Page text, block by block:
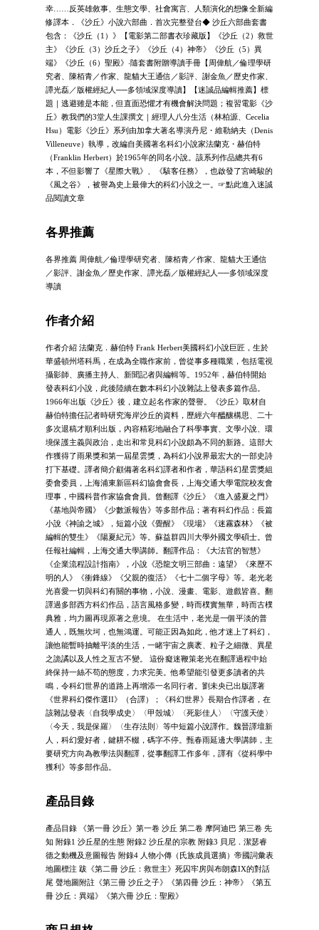
幸……反英雄敘事、生態文學、社會寓言、人類演化的想像全新編
修譯本．《沙丘》小說六部曲．首次完整登台◆ 沙丘六部曲套書
包含：《沙丘（1）》【電影第二部書衣珍藏版】《沙丘（2）救世
主》《沙丘（3）沙丘之子》《沙丘（4）神帝》《沙丘（5）異
端》《沙丘（6）聖殿》‧隨套書附贈導讀手冊【周偉航／倫理學研
究者、陳栢青／作家、龍貓大王通信／影評、謝金魚／歷史作家、
譚光磊／版權經紀人──多領域深度導讀】【迷誠品編輯推薦】標
題｜逃避雖是本能，但直面恐懼才有機會解決問題；複習電影《沙
丘》教我們的3堂人生課撰文｜經理人八分生活（林柏源、Cecelia
Hsu）電影《沙丘》系列由加拿大著名導演丹尼・維勒納夫（Denis
Villeneuve）執導，改編自美國著名科幻小說家法蘭克・赫伯特
（Franklin Herbert）於1965年的同名小說。該系列作品總共有6
本，不但影響了《星際大戰》、《駭客任務》，也啟發了宮崎駿的
《風之谷》，被譽為史上最偉大的科幻小說之一。☞點此進入迷誠
品閱讀文章
各界推薦
各界推薦 周偉航／倫理學研究者、陳栢青／作家、龍貓大王通信
／影評、謝金魚／歷史作家、譚光磊／版權經紀人──多領域深度
導讀
作者介紹
作者介紹 法蘭克．赫伯特 Frank Herbert美國科幻小說巨匠，生於
華盛頓州塔科馬，在成為全職作家前，曾從事多種職業，包括電視
攝影師、廣播主持人、新聞記者與編輯等。1952年，赫伯特開始
發表科幻小說，此後陸續在數本科幻小說雜誌上發表多篇作品。
1966年出版《沙丘》後，建立起名作家的聲譽。《沙丘》取材自
赫伯特擔任記者時研究海岸沙丘的資料，歷經六年醞釀構思、二十
多次退稿才順利出版，內容精彩地融合了科學事實、文學小說、環
境保護主義與政治，走出和常見科幻小說頗為不同的新路。這部大
作獲得了雨果獎和第一屆星雲獎，為科幻小說界最宏大的一部史詩
打下基礎。譯者簡介顧備著名科幻譯者和作者，華語科幻星雲獎組
委會委員，上海浦東新區科幻協會會長，上海交通大學電院校友會
理事，中國科普作家協會會員。曾翻譯《沙丘》《進入盛夏之門》
《基地與帝國》《少數派報告》等多部作品；著有科幻作品：長篇
小說《神諭之城》，短篇小說《覺醒》《現場》《迷霧森林》《被
編輯的雙生》《陽夏紀元》等。蘇益群四川大學外國文學碩士。曾
任報社編輯，上海交通大學講師。翻譯作品：《大法官的智慧》
《企業流程設計指南》，小說《恐龍文明三部曲：遠望》《來歷不
明的人》《衝鋒線》《父親的復活》《七十二個字母》等。老光老
光喜愛一切與科幻有關的事物，小說、漫畫、電影、遊戲皆喜。翻
譯過多部西方科幻作品，語言風格多變，時而樸實無華，時而古樸
典雅，均力圖再現原著之意境。 在生活中，老光是一個平淡的普
通人，既無坎坷，也無鴻運。可能正因為如此，他才迷上了科幻，
讓他能暫時抽離平淡的生活，一睹宇宙之廣袤、粒子之細微、異星
之詭譎以及人性之亙古不變。 這份癡迷鞭策老光在翻譯過程中始
終保持一絲不苟的態度，力求完美。他希望能引發更多讀者的共
鳴，令科幻世界的道路上再增添一名同行者。劉未央已出版譯著
《世界科幻傑作選II》（合譯）；《科幻世界》長期合作譯者，在
該雜誌發表〈自我學成史〉〈甲殼城〉〈死影佳人〉〈守護天使〉
〈今天，我是保羅〉〈生存法則〉等中短篇小說譯作。魏晉譯壇新
人，科幻愛好者，鍵耕不輟，碼字不停。甄春雨延邊大學講師，主
要研究方向為教學法與翻譯，從事翻譯工作多年，譯有《從科學中
獲利》等多部作品。
產品目錄
產品目錄 《第一冊 沙丘》第一卷 沙丘 第二卷 摩阿迪巴 第三卷 先
知 附錄1 沙丘星的生態 附錄2 沙丘星的宗教 附錄3 貝尼．潔瑟睿
德之動機及意圖報告 附錄4 人物小傳（氏族成員選摘）帝國詞彙表
地圖標注 跋《第二冊 沙丘：救世主》死囚牢房與布朗森IX的對話
尾 聲地圖附註《第三冊 沙丘之子》《第四冊 沙丘：神帝》《第五
冊 沙丘：異端》《第六冊 沙丘：聖殿》